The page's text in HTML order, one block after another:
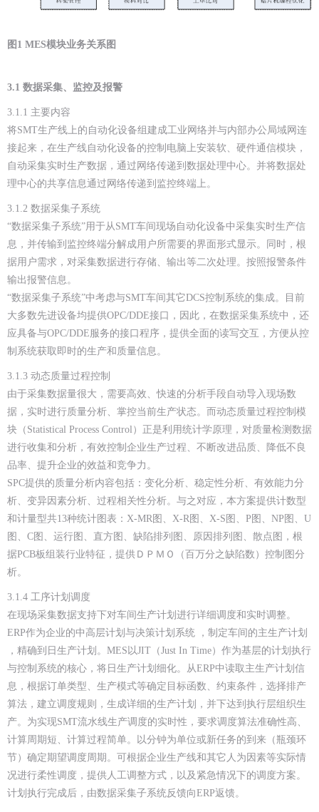
图1 MES模块业务关系图
3.1 数据采集、监控及报警
3.1.1 主要内容
将SMT生产线上的自动化设备组建成工业网络并与内部办公局域网连
接起来，在生产线自动化设备的控制电脑上安装软、硬件通信模块，
自动采集实时生产数据，通过网络传递到数据处理中心。并将数据处
理中心的共享信息通过网络传递到监控终端上。
3.1.2 数据采集子系统
“数据采集子系统”用于从SMT车间现场自动化设备中采集实时生产信
息，并传输到监控终端分解成用户所需要的界面形式显示。同时，根
据用户需求，对采集数据进行存储、输出等二次处理。按照报警条件
输出报警信息。
“数据采集子系统”中考虑与SMT车间其它DCS控制系统的集成。目前
大多数先进设备均提供OPC/DDE接口，因此，在数据采集系统中，还
应具备与OPC/DDE服务的接口程序，提供全面的读写交互，方便从控
制系统获取即时的生产和质量信息。
3.1.3 动态质量过程控制
由于采集数据量很大，需要高效、快速的分析手段自动导入现场数
据，实时进行质量分析、掌控当前生产状态。而动态质量过程控制模
块（Statistical Process Control）正是利用统计学原理，对质量检测数据
进行收集和分析，有效控制企业生产过程、不断改进品质、降低不良
品率、提升企业的效益和竞争力。
SPC提供的质量分析内容包括：变化分析、稳定性分析、有效能力分
析、变异因素分析、过程相关性分析。与之对应，本方案提供计数型
和计量型共13种统计图表：X-MR图、X-R图、X-S图、P图、NP图、U
图、C图、运行图、直方图、缺陷排列图、原因排列图、散点图，根
据PCB板组装行业特征，提供ＤＰＭＯ（百万分之缺陷数）控制图分
析。
3.1.4 工序计划调度
在现场采集数据支持下对车间生产计划进行详细调度和实时调整。
ERP作为企业的中高层计划与决策计划系统 ，制定车间的主生产计划
，精确到日生产计划。MES以JIT（Just In Time）作为基层的计划执行
与控制系统的核心，将日生产计划细化。从ERP中读取主生产计划信
息，根据订单类型、生产模式等确定目标函数、约束条件，选择排产
算法，建立调度规则，生成详细的生产计划，并下达到执行层组织生
产。为实现SMT流水线生产调度的实时性，要求调度算法准确性高、
计算周期短、计算过程简单。以分钟为单位或新任务的到来（瓶颈环
节）确定期望调度周期。可根据企业生产线和其它人为因素等实际情
况进行柔性调度，提供人工调整方式，以及紧急情况下的调度方案。
计划执行完成后，由数据采集子系统反馈向ERP返馈。